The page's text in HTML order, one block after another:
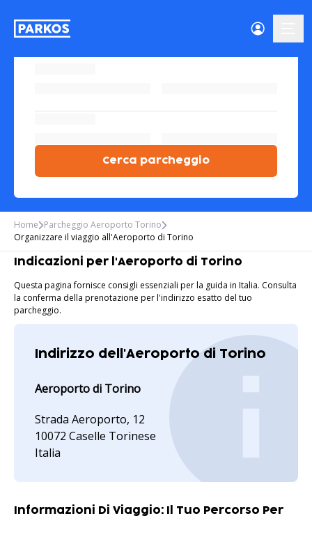
Cerca parcheggio
Home Parcheggio Aeroporto Torino
Organizzare il viaggio all'Aeroporto di Torino
Indicazioni per l'Aeroporto di Torino
Questa pagina fornisce consigli essenziali per la guida in Italia. Consulta
la conferma della prenotazione per l'indirizzo esatto del tuo
parcheggio.
Indirizzo dell'Aeroporto di Torino
Aeroporto di Torino
Strada Aeroporto, 12
10072 Caselle Torinese
Italia
Informazioni Di Viaggio: Il Tuo Percorso Per